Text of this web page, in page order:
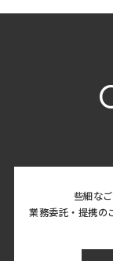
些細な
業務委託・提携の